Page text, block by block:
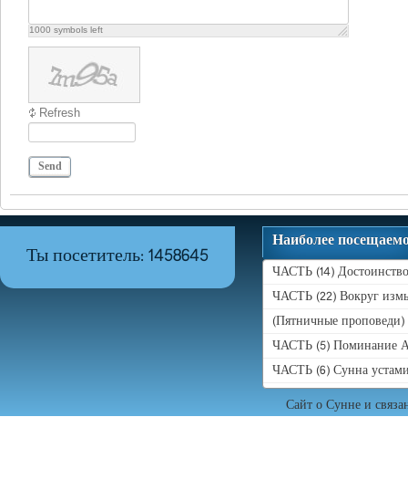
1000 symbols left
Refresh
Send
Ты посетитель: 1458645
Наиболее
ЧАСТЬ (14)
ЧАСТЬ (22) Вокруг
(Пятничные
ЧАСТЬ (5) Поминание
ЧАСТЬ (6) Сунна